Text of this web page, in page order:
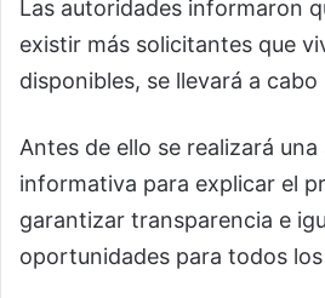
Las autoridades informaron
existir más solicitantes que
disponibles, se llevará a
Antes de ello se realizará una
informativa para explicar el
garantizar transparencia e
oportunidades para todos